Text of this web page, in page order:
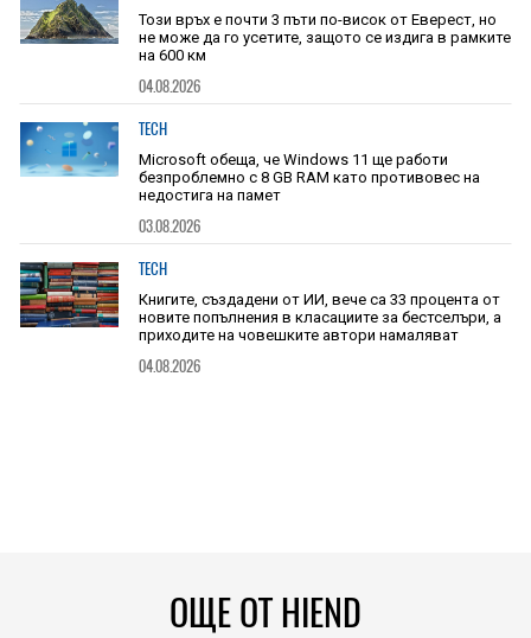
Този връх е почти 3 пъти по-висок от Еверест, но
не може да го усетите, защото се издига в рамките
на 600 км
04.08.2026
TECH
Microsoft обеща, че Windows 11 ще работи
безпроблемно с 8 GB RAM като противовес на
недостига на памет
03.08.2026
TECH
Книгите, създадени от ИИ, вече са 33 процента от
новите попълнения в класациите за бестселъри, а
приходите на човешките автори намаляват
04.08.2026
ОЩЕ ОТ HIEND